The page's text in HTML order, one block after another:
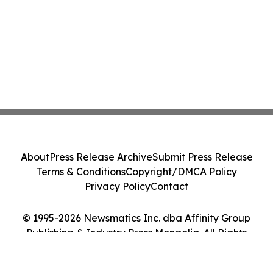
© 1995-2026 Newsmatics Inc. dba Affinity Group
Publishing & Industry Press Mongolia. All Rights
AboutPress Release ArchiveSubmit Press Release
Terms & ConditionsCopyright/DMCA Policy
Privacy PolicyContact